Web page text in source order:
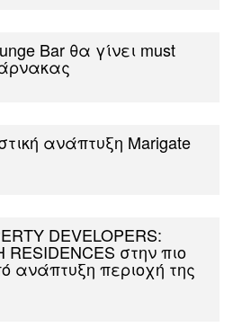
Bar θα γίνει must
ανάπτυξη Marigate
DEVELOPERS:
RESIDENCES στην πιο
ανάπτυξη περιοχή της